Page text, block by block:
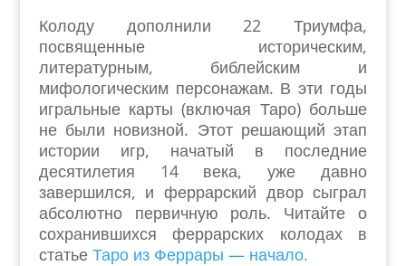
Колоду дополнили 22 Триумфа,
посвященные историческим,
литературным, библейским и
мифологическим персонажам. В эти годы
игральные карты (включая Таро) больше
не были новизной. Этот решающий этап
истории игр, начатый в последние
десятилетия 14 века, уже давно
завершился, и феррарский двор сыграл
абсолютно первичную роль. Читайте о
сохранившихся феррарских колодах в
статьеТаро из Феррары — начало.